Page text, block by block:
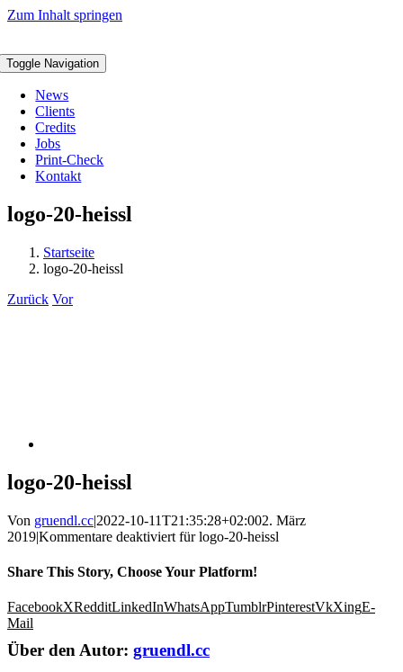
Zum Inhalt springen
Toggle Navigation
News
Clients
Credits
Jobs
Print-Check
Kontakt
logo-20-heissl
Startseite
logo-20-heissl
Zurück Vor
logo-20-heissl
Von gruendl.cc|2022-10-11T21:35:28+02:002. März
2019|Kommentare deaktiviert für logo-20-heissl
Share This Story, Choose Your Platform!
FacebookXRedditLinkedInWhatsAppTumblrPinterestVkXingE-
Mail
Über den Autor: gruendl.cc